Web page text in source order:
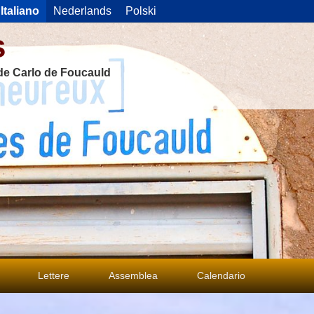
Italiano Nederlands Polski
Carlo de Foucauld
Lettere Assemblea Calendario